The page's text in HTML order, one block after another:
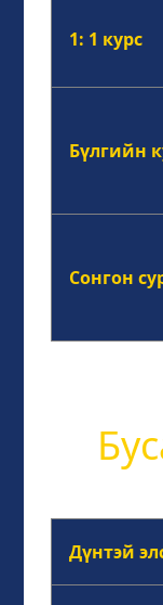
1: 1 курс
Бүлгийн
Сонгон
Дүнтэй